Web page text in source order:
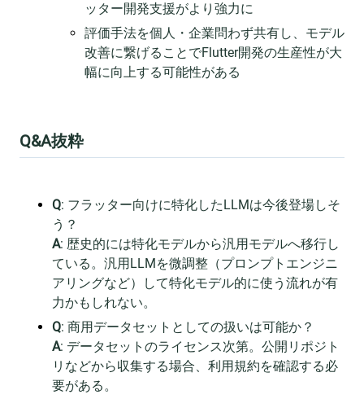
ッター開発支援がより強力に
評価手法を個人・企業問わず共有し、モデル
改善に繋げることでFlutter開発の生産性が大
幅に向上する可能性がある
Q&A抜粋
Q: フラッター向けに特化したLLMは今後登場しそ
う？
A: 歴史的には特化モデルから汎用モデルへ移行し
ている。汎用LLMを微調整（プロンプトエンジニ
アリングなど）して特化モデル的に使う流れが有
力かもしれない。
Q: 商用データセットとしての扱いは可能か？
A: データセットのライセンス次第。公開リポジト
リなどから収集する場合、利用規約を確認する必
要がある。